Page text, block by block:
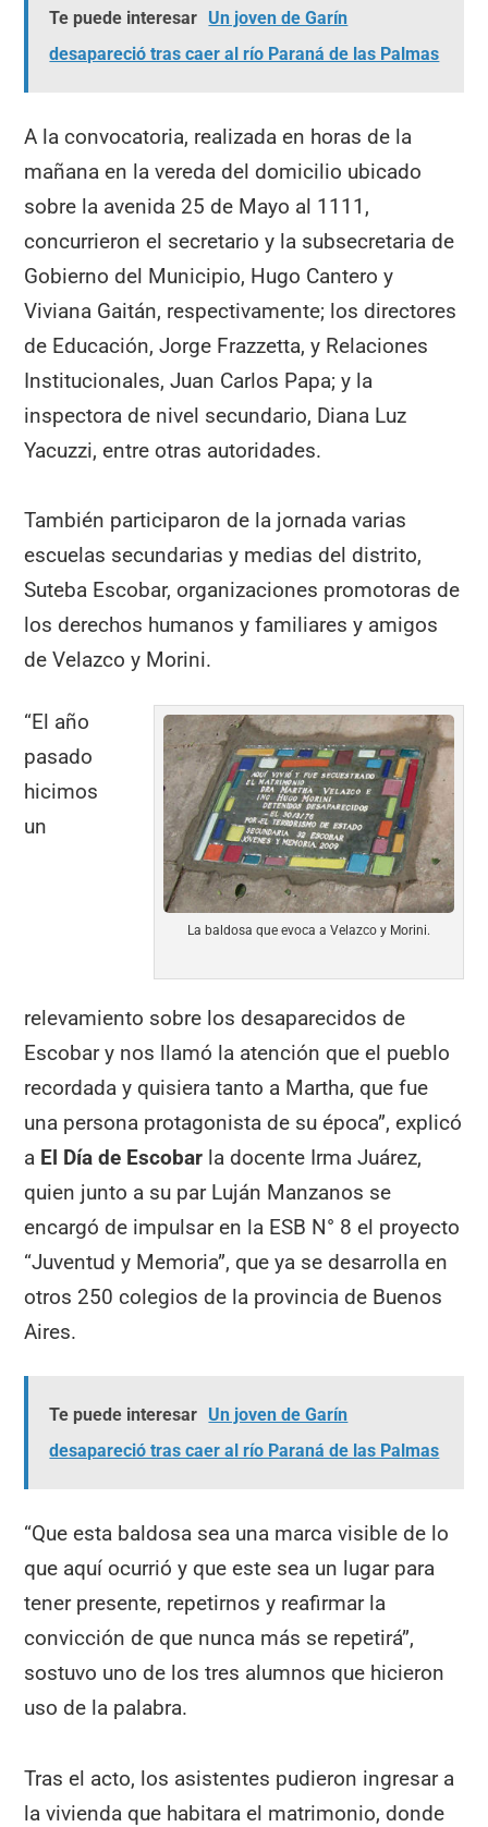
Te puede interesar Un joven de Garín
desapareció tras caer al río Paraná de las Palmas
A la convocatoria, realizada en horas de la
mañana en la vereda del domicilio ubicado
sobre la avenida 25 de Mayo al 1111,
concurrieron el secretario y la subsecretaria de
Gobierno del Municipio, Hugo Cantero y
Viviana Gaitán, respectivamente; los directores
de Educación, Jorge Frazzetta, y Relaciones
Institucionales, Juan Carlos Papa; y la
inspectora de nivel secundario, Diana Luz
Yacuzzi, entre otras autoridades.
También participaron de la jornada varias
escuelas secundarias y medias del distrito,
Suteba Escobar, organizaciones promotoras de
los derechos humanos y familiares y amigos
de Velazco y Morini.
La baldosa que evoca a Velazco y Morini.
“El año
pasado
hicimos
un
relevamiento sobre los desaparecidos de
Escobar y nos llamó la atención que el pueblo
recordada y quisiera tanto a Martha, que fue
una persona protagonista de su época”, explicó
a El Día de Escobar la docente Irma Juárez,
quien junto a su par Luján Manzanos se
encargó de impulsar en la ESB N° 8 el proyecto
“Juventud y Memoria”, que ya se desarrolla en
otros 250 colegios de la provincia de Buenos
Aires.
Te puede interesar Un joven de Garín
desapareció tras caer al río Paraná de las Palmas
“Que esta baldosa sea una marca visible de lo
que aquí ocurrió y que este sea un lugar para
tener presente, repetirnos y reafirmar la
convicción de que nunca más se repetirá”,
sostuvo uno de los tres alumnos que hicieron
uso de la palabra.
Tras el acto, los asistentes pudieron ingresar a
la vivienda que habitara el matrimonio, donde